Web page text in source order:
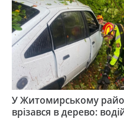
У Житомирському
врізався в дерево: